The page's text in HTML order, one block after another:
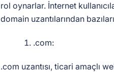
rol oynarlar. İnternet
domain uzantılarından
.com:
.com uzantısı, ticari amaçlı